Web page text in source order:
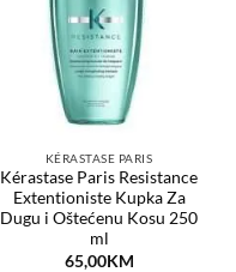
KÉRASTASE PARIS
Kérastase Paris Resistance
Extentioniste Kupka Za
Dugu i Oštećenu Kosu 250
ml
65,00KM